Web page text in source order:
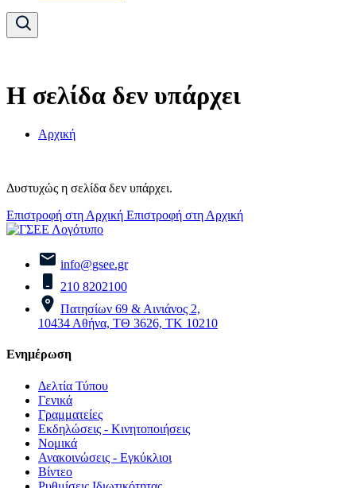
Η σελίδα δεν υπάρχει
Αρχική
Δυστυχώς η σελίδα δεν υπάρχει.
Επιστροφή στη Αρχική Επιστροφή στη Αρχική
info@gsee.gr
210 8202100
Πατησίων 69 & Αινιάνος 2,
10434 Αθήνα, ΤΘ 3626, ΤΚ 10210
Ενημέρωση
Δελτία Τύπου
Γενικά
Γραμματείες
Εκδηλώσεις - Κινητοποιήσεις
Νομικά
Ανακοινώσεις - Εγκύκλιοι
Βίντεο